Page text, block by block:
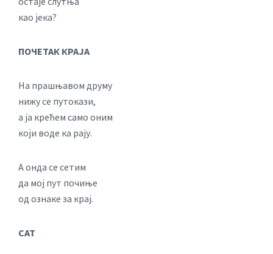
као јека?
ПОЧЕТАК КРАЈА
На прашњавом друму
нижу се путокази,
а ја крећем само оним
који воде ка рају.
А онда се сетим
да мој пут почиње
од ознаке за крај.
САТ